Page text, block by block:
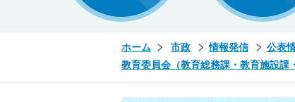
ホーム 市政 情報発信 公表
教育委員会（教育総務課・教育施設課